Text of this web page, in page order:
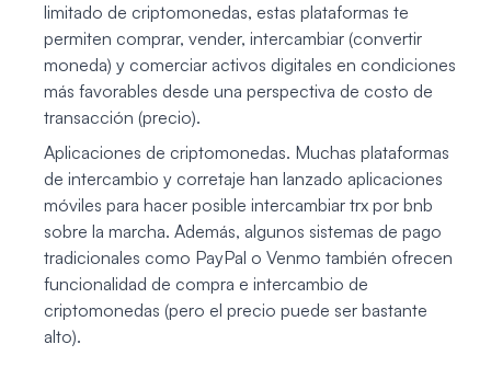
limitado de criptomonedas, estas plataformas te
permiten comprar, vender, intercambiar (convertir
moneda) y comerciar activos digitales en condiciones
más favorables desde una perspectiva de costo de
transacción (precio).
Aplicaciones de criptomonedas. Muchas plataformas
de intercambio y corretaje han lanzado aplicaciones
móviles para hacer posible intercambiar trx por bnb
sobre la marcha. Además, algunos sistemas de pago
tradicionales como PayPal o Venmo también ofrecen
funcionalidad de compra e intercambio de
criptomonedas (pero el precio puede ser bastante
alto).